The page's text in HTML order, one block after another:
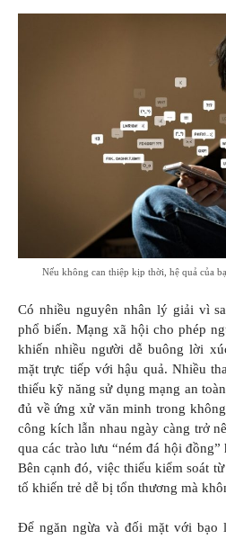
Nếu không can thiệp kịp thời, hệ quả của
Có nhiều nguyên nhân lý giải vì
phổ biến. Mạng xã hội cho phép
khiến nhiều người dễ buông lời
mặt trực tiếp với hậu quả. Nhiều
thiếu kỹ năng sử dụng mạng an
đủ về ứng xử văn minh trong
công kích lẫn nhau ngày càng trở
qua các trào lưu “ném đá hội đồng”
Bên cạnh đó, việc thiếu kiểm soát
tố khiến trẻ dễ bị tổn thương mà
Để ngăn ngừa và đối mặt với bạo